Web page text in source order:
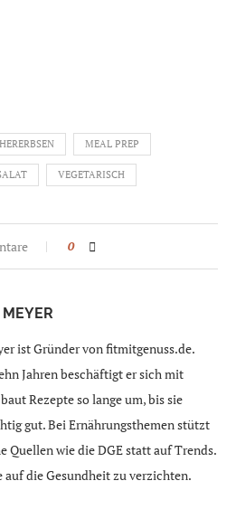
MEAL PREP
VEGETARISCH
0
MEYER
ist Gründer von fitmitgenuss.de.
Jahren beschäftigt er sich mit
Rezepte so lange um, bis sie
gut. Bei Ernährungsthemen stützt
Quellen wie die DGE statt auf Trends.
die Gesundheit zu verzichten.